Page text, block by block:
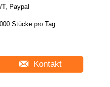
T, Paypal
Stücke pro Tag
Kontakt